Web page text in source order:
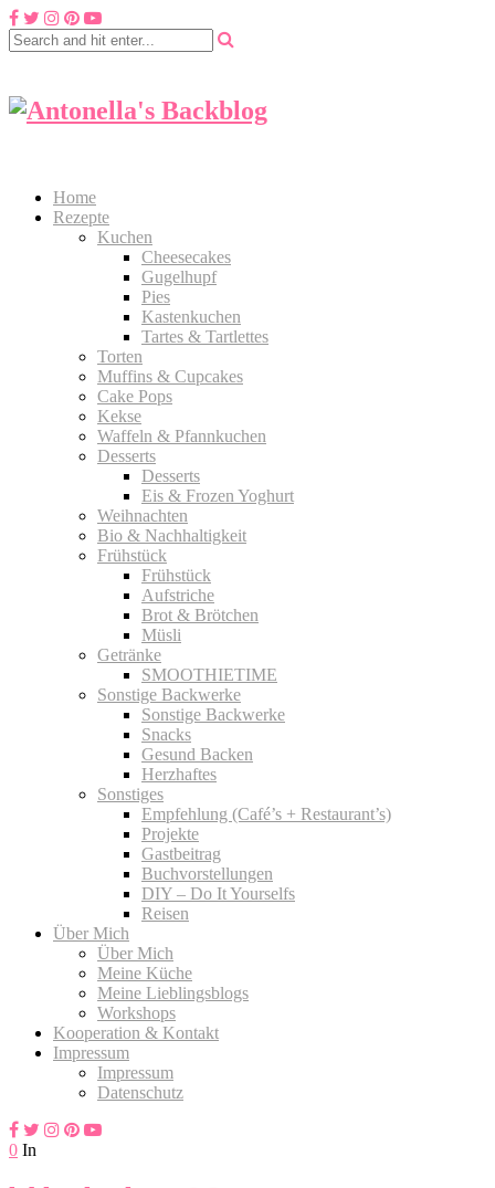
Home
Rezepte
Kuchen
Cheesecakes
Gugelhupf
Pies
Kastenkuchen
Tartes & Tartlettes
Torten
Muffins & Cupcakes
Cake Pops
Kekse
Waffeln & Pfannkuchen
Desserts
Desserts
Eis & Frozen Yoghurt
Weihnachten
Bio & Nachhaltigkeit
Frühstück
Frühstück
Aufstriche
Brot & Brötchen
Müsli
Getränke
SMOOTHIETIME
Sonstige Backwerke
Sonstige Backwerke
Snacks
Gesund Backen
Herzhaftes
Sonstiges
Empfehlung (Café’s + Restaurant’s)
Projekte
Gastbeitrag
Buchvorstellungen
DIY – Do It Yourselfs
Reisen
Über Mich
Über Mich
Meine Küche
Meine Lieblingsblogs
Workshops
Kooperation & Kontakt
Impressum
Impressum
Datenschutz
0 In